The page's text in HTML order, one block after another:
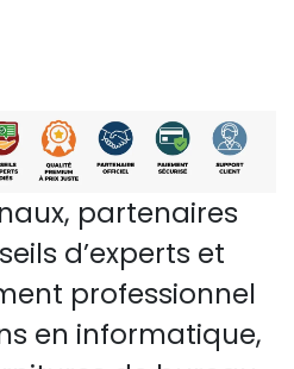
partenaires
d’experts et
professionnel
en informatique,